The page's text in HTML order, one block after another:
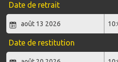
Date de retrait
Date de restitution